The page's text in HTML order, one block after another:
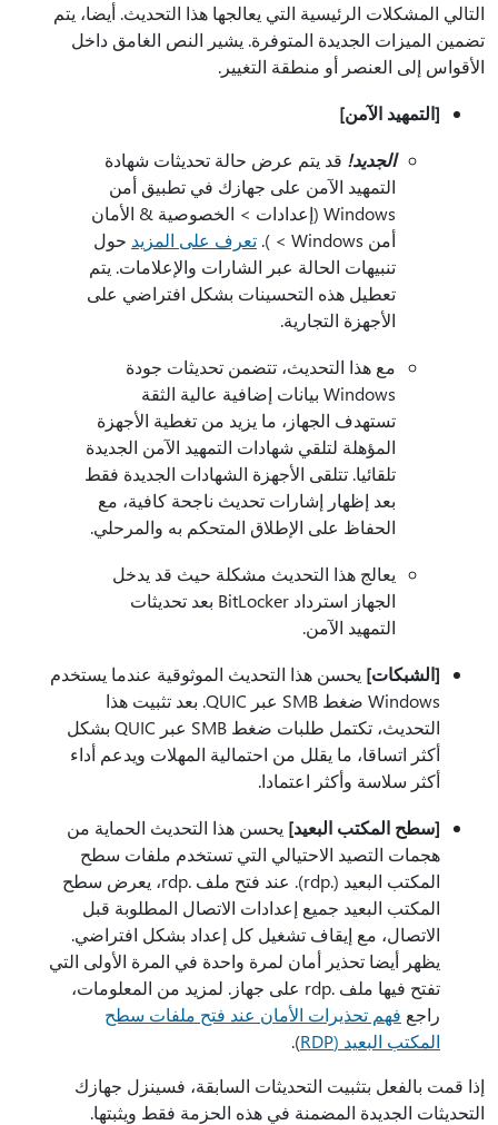
التالي المشكلات الرئيسية التي يعالجها هذا التحديث. أيضا، يتم
تضمين الميزات الجديدة المتوفرة. يشير النص الغامق داخل
الأقواس إلى العنصر أو منطقة التغيير.
[التمهيد الآمن]
الجديد! قد يتم عرض حالة تحديثات شهادة
التمهيد الآمن على جهازك في تطبيق أمن
Windows (إعدادات > الخصوصية & الأمان
أمن Windows > ).
تعرف على المزيد حول
تنبيهات الحالة عبر الشارات والإعلامات. يتم
تعطيل هذه التحسينات بشكل افتراضي على
الأجهزة التجارية.
مع هذا التحديث، تتضمن تحديثات جودة
Windows بيانات إضافية عالية الثقة
تستهدف الجهاز، ما يزيد من تغطية الأجهزة
المؤهلة لتلقي شهادات التمهيد الآمن الجديدة
تلقائيا. تتلقى الأجهزة الشهادات الجديدة فقط
بعد إظهار إشارات تحديث ناجحة كافية، مع
الحفاظ على الإطلاق المتحكم به والمرحلي.
يعالج هذا التحديث مشكلة حيث قد يدخل
الجهاز استرداد BitLocker بعد تحديثات
التمهيد الآمن.
[الشبكات] يحسن هذا التحديث الموثوقية عندما يستخدم
Windows ضغط SMB عبر QUIC. بعد تثبيت هذا
التحديث، تكتمل طلبات ضغط SMB عبر QUIC بشكل
أكثر اتساقا، ما يقلل من احتمالية المهلات ويدعم أداء
أكثر سلاسة وأكثر اعتمادا.
[سطح المكتب البعيد] يحسن هذا التحديث الحماية من
هجمات التصيد الاحتيالي التي تستخدم ملفات سطح
المكتب البعيد (.rdp). عند فتح ملف .rdp، يعرض سطح
المكتب البعيد جميع إعدادات الاتصال المطلوبة قبل
الاتصال، مع إيقاف تشغيل كل إعداد بشكل افتراضي.
يظهر أيضا تحذير أمان لمرة واحدة في المرة الأولى التي
تفتح فيها ملف .rdp على جهاز. لمزيد من المعلومات،
راجع فهم تحذيرات الأمان عند فتح ملفات سطح
المكتب البعيد (RDP
).
إذا قمت بالفعل بتثبيت التحديثات السابقة، فسينزل جهازك
التحديثات الجديدة المضمنة في هذه الحزمة فقط ويثبتها.